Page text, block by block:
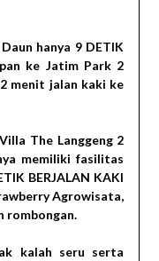
hanya 9 DETIK
ke Jatim Park 2
menit jalan kaki ke
The Langgeng 2
memiliki fasilitas
BERJALAN KAKI
Agrowisata,
rombongan.
kalah seru serta